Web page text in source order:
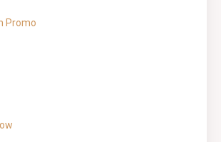
Promo